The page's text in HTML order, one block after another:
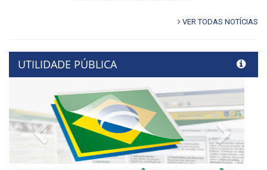
VER TODAS NOTÍCIAS
UTILIDADE PÚBLICA
Previous